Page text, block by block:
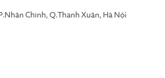
Chính, Q.Thanh Xuân, Hà Nội